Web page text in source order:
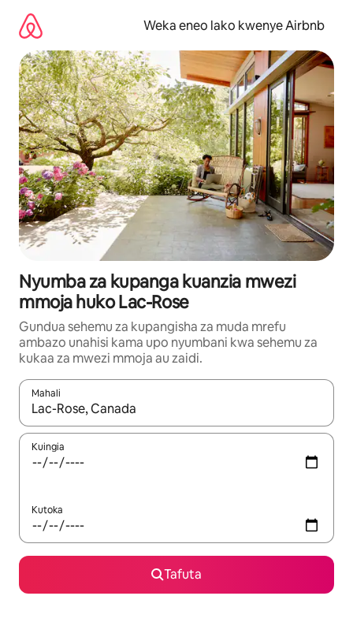
kwenda
kwenye
maudhui
Weka eneo lako kwenye Airbnb
Nyumba za kupanga kuanzia mwezi
mmoja huko Lac-Rose
Gundua sehemu za kupangisha za muda mrefu
ambazo unahisi kama upo nyumbani kwa sehemu za
kukaa za mwezi mmoja au zaidi.
Mahali
Wakati matokeo yanapatikana, vinjari kwa kutumia vitufe vya
Kuingia
Kutoka
Tafuta